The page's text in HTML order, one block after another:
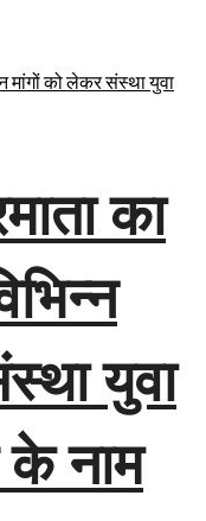
का
युवा
के नाम